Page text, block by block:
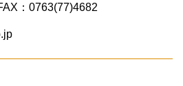
：0763(77)4682